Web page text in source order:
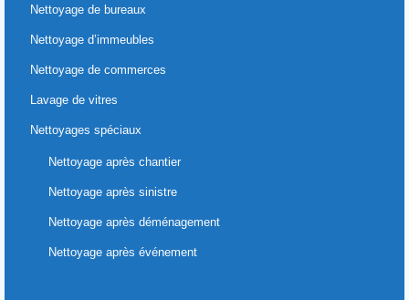
Nettoyage de bureaux
Nettoyage d’immeubles
Nettoyage de commerces
Lavage de vitres
Nettoyages spéciaux
Nettoyage après chantier
Nettoyage après sinistre
Nettoyage après déménagement
Nettoyage après événement